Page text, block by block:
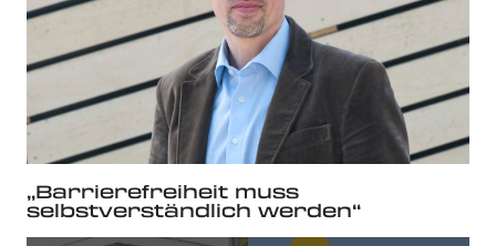
„Barrierefreiheit muss
selbstverständlich werden“